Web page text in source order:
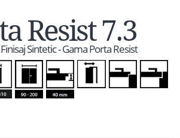
Resist 7.3
Sintetic - Gama Porta Resist